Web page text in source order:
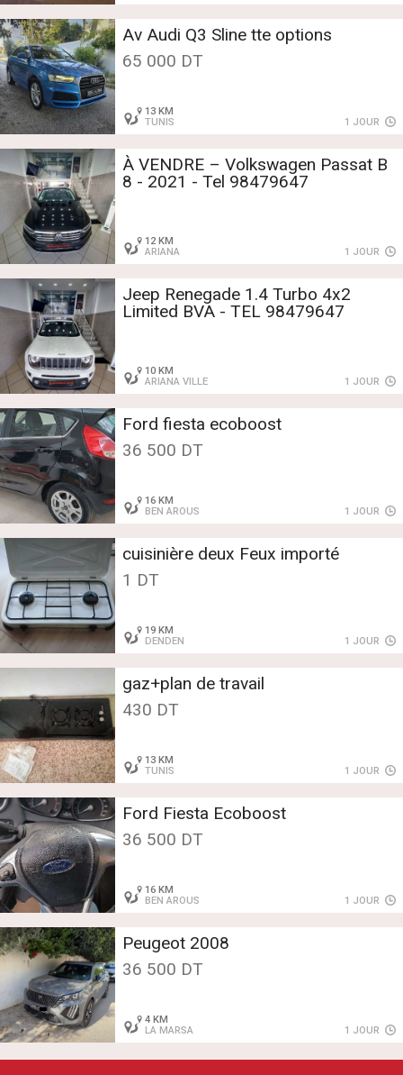
Av Audi Q3 Sline tte options
65 000 DT
13 KM
TUNIS
1 JOUR
À VENDRE – Volkswagen Passat B
8 - 2021 - Tel 98479647
12 KM
ARIANA
1 JOUR
Jeep Renegade 1.4 Turbo 4x2
Limited BVA - TEL 98479647
10 KM
ARIANA VILLE
1 JOUR
Ford fiesta ecoboost
36 500 DT
16 KM
BEN AROUS
1 JOUR
cuisinière deux Feux importé
1 DT
19 KM
DENDEN
1 JOUR
gaz+plan de travail
430 DT
13 KM
TUNIS
1 JOUR
Ford Fiesta Ecoboost
36 500 DT
16 KM
BEN AROUS
1 JOUR
Peugeot 2008
36 500 DT
4 KM
LA MARSA
1 JOUR